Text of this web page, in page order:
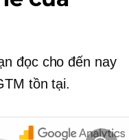
đọc cho đến nay
tồn tại.